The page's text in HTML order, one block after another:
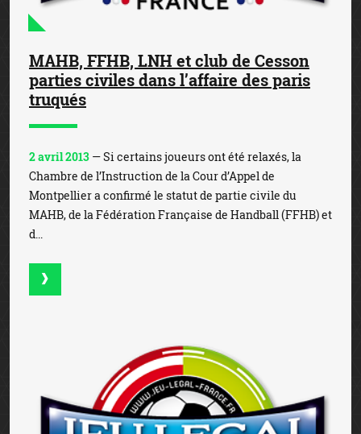
MAHB, FFHB, LNH et club de Cesson
parties civiles dans l’affaire des paris
truqués
2 avril 2013 — Si certains joueurs ont été relaxés, la
Chambre de l’Instruction de la Cour d’Appel de
Montpellier a confirmé le statut de partie civile du
MAHB, de la Fédération Française de Handball (FFHB) et
d...